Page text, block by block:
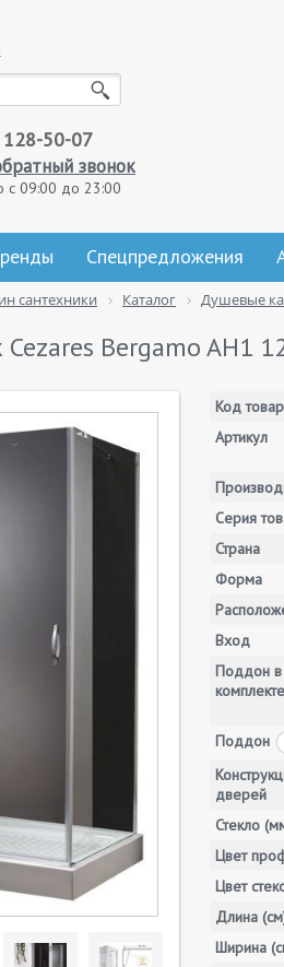
50-07
звонок
с 09:00 до 23:00
Спецпредложения
сантехники Каталог Душевые
Bergamo AH1
Код
Артикул
Серия
Страна
Форма
Вход
Поддон в
комплекте
Поддон
дверей
Стекло
Цвет
Цвет
Длина
Ширина